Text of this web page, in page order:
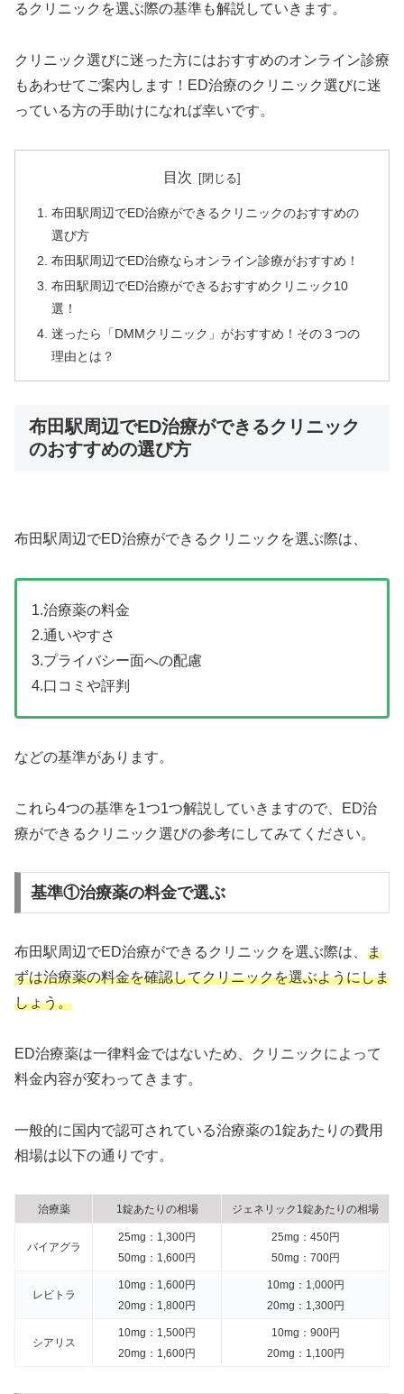
るクリニックを選ぶ際の基準も解説していきます。
クリニック選びに迷った方にはおすすめのオンライン診療
もあわせてご案内します！ED治療のクリニック選びに迷
っている方の手助けになれば幸いです。
目次
布田駅周辺でED治療ができるクリニックのおすすめの
選び方
布田駅周辺でED治療ならオンライン診療がおすすめ！
布田駅周辺でED治療ができるおすすめクリニック10
選！
迷ったら「DMMクリニック」がおすすめ！その３つの
理由とは？
布田駅周辺でED治療ができるクリニック
のおすすめの選び方
布田駅周辺でED治療ができるクリニックを選ぶ際は、
1.治療薬の料金
2.通いやすさ
3.プライバシー面への配慮
4.口コミや評判
などの基準があります。
これら4つの基準を1つ1つ解説していきますので、ED治
療ができるクリニック選びの参考にしてみてください。
基準①治療薬の料金で選ぶ
布田駅周辺でED治療ができるクリニックを選ぶ際は、 ま
ずは治療薬の料金を確認してクリニックを選ぶようにしま
しょう。
ED治療薬は一律料金ではないため、クリニックによって
料金内容が変わってきます。
一般的に国内で認可されている治療薬の1錠あたりの費用
相場は以下の通りです。
治療薬 1錠あたりの相場 ジェネリック1錠あたりの相場
バイアグラ
25mg：1,300円
50mg：1,600円
25mg：450円
50mg：700円
レビトラ
10mg：1,600円
20mg：1,800円
10mg：1,000円
20mg：1,300円
シアリス
10mg：1,500円
20mg：1,600円
10mg：900円
20mg：1,100円